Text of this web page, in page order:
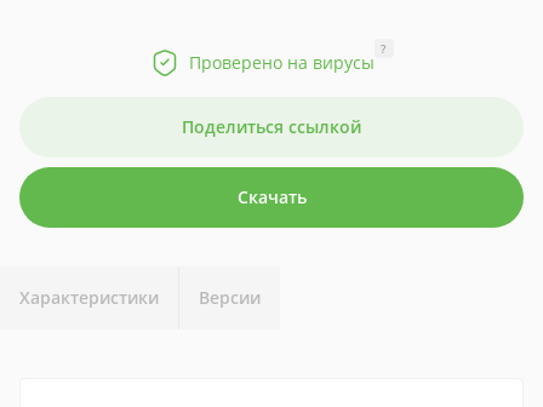
Проверено на вирусы
?
Поделиться ссылкой
Скачать
Характеристики Версии